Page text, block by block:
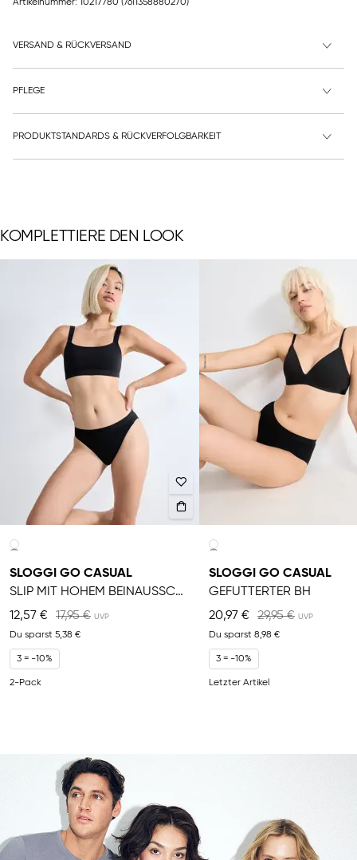
Artikelnummer: 10217780 (7611358880270)
VERSAND & RÜCKVERSAND
PFLEGE
PRODUKTSTANDARDS & RÜCKVERFOLGBARKEIT
KOMPLETTIERE DEN LOOK
SLOGGI GO CASUAL
SLIP MIT HOHEM BEINAUSSCHNITT
12,57 €
17,95 €
Du sparst 5,38 €
3 = -10%
2-Pack
SLOGGI GO CASUAL
GEFÜTTERTER BH
20,97 €
29,95 €
Du sparst 8,98 €
3 = -10%
Letzter Artikel